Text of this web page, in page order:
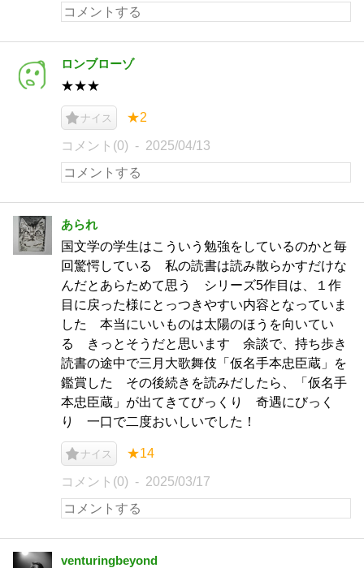
ロンブローゾ
★★★
ナイス ★2
コメント(0) 2025/04/13
あられ
国文学の学生はこういう勉強をしているのかと毎
回驚愕している 私の読書は読み散らかすだけな
んだとあらためて思う シリーズ5作目は、１作
目に戻った様にとっつきやすい内容となっていま
した 本当にいいものは太陽のほうを向いてい
る きっとそうだと思います 余談で、持ち歩き
読書の途中で三月大歌舞伎「仮名手本忠臣蔵」を
鑑賞した その後続きを読みだしたら、「仮名手
本忠臣蔵」が出てきてびっくり 奇遇にびっく
り 一口で二度おいしいでした！
ナイス ★14
コメント(0) 2025/03/17
venturingbeyond